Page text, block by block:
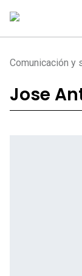
Comunicación y
Jose